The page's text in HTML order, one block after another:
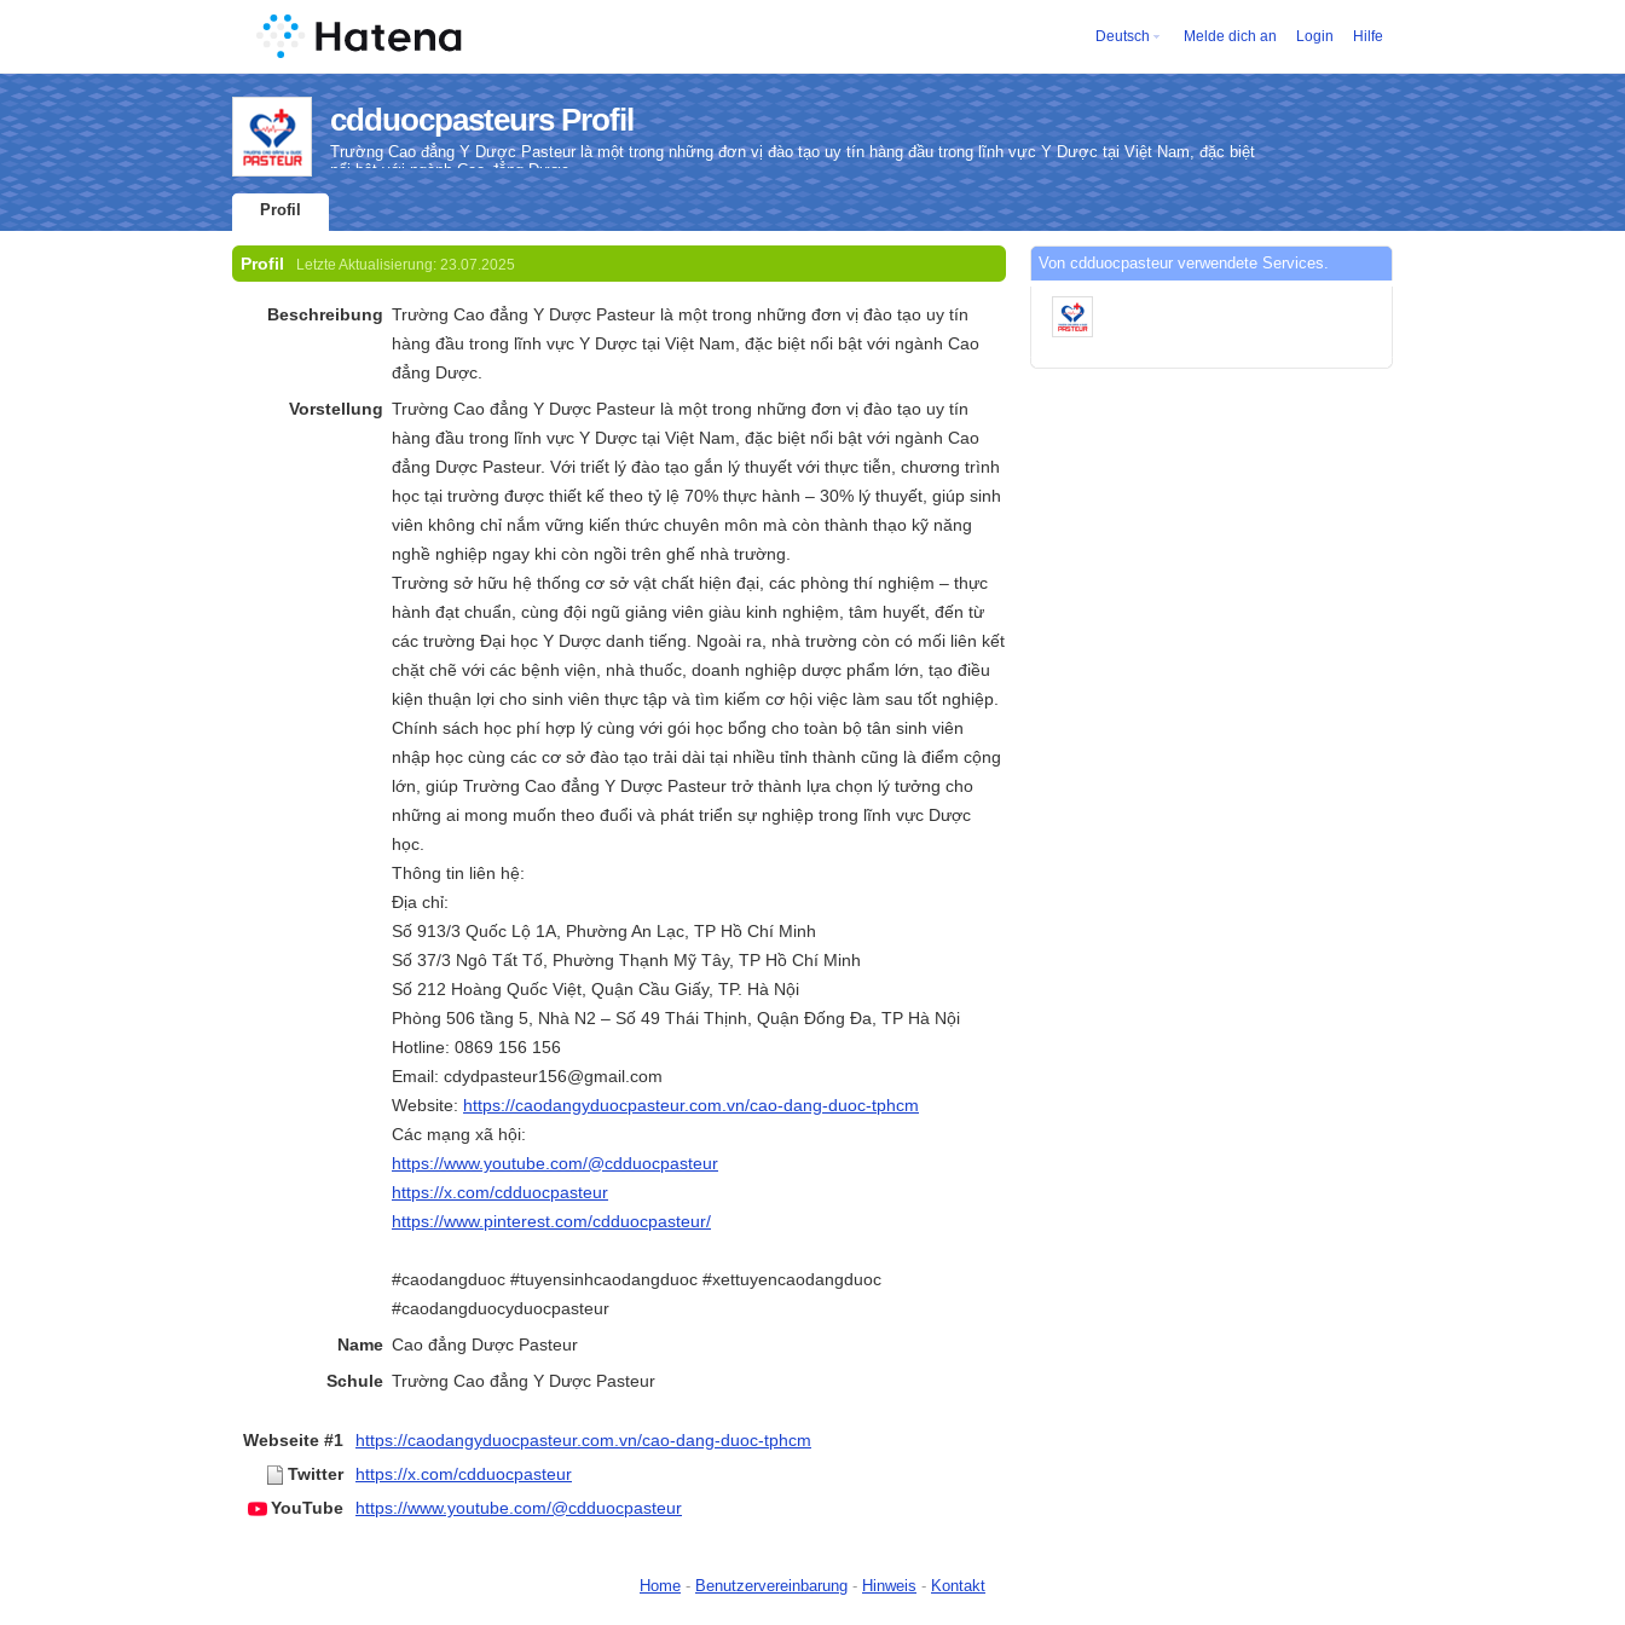
Deutsch Melde dich an Login Hilfe
cdduocpasteurs Profil
Trường Cao đẳng Y Dược Pasteur là một trong những đơn vị đào tạo uy tín hàng đầu trong lĩnh vực Y Dược tại Việt Nam, đặc biệt
nổi bật với ngành Cao đẳng Dược.
Profil
Profil Letzte Aktualisierung: 23.07.2025
Beschreibung Trường Cao đẳng Y Dược Pasteur là một trong những đơn vị đào tạo uy tín
hàng đầu trong lĩnh vực Y Dược tại Việt Nam, đặc biệt nổi bật với ngành Cao
đẳng Dược.
Vorstellung Trường Cao đẳng Y Dược Pasteur là một trong những đơn vị đào tạo uy tín
hàng đầu trong lĩnh vực Y Dược tại Việt Nam, đặc biệt nổi bật với ngành Cao
đẳng Dược Pasteur. Với triết lý đào tạo gắn lý thuyết với thực tiễn, chương trình
học tại trường được thiết kế theo tỷ lệ 70% thực hành – 30% lý thuyết, giúp sinh
viên không chỉ nắm vững kiến thức chuyên môn mà còn thành thạo kỹ năng
nghề nghiệp ngay khi còn ngồi trên ghế nhà trường.
Trường sở hữu hệ thống cơ sở vật chất hiện đại, các phòng thí nghiệm – thực
hành đạt chuẩn, cùng đội ngũ giảng viên giàu kinh nghiệm, tâm huyết, đến từ
các trường Đại học Y Dược danh tiếng. Ngoài ra, nhà trường còn có mối liên kết
chặt chẽ với các bệnh viện, nhà thuốc, doanh nghiệp dược phẩm lớn, tạo điều
kiện thuận lợi cho sinh viên thực tập và tìm kiếm cơ hội việc làm sau tốt nghiệp.
Chính sách học phí hợp lý cùng với gói học bổng cho toàn bộ tân sinh viên
nhập học cùng các cơ sở đào tạo trải dài tại nhiều tỉnh thành cũng là điểm cộng
lớn, giúp Trường Cao đẳng Y Dược Pasteur trở thành lựa chọn lý tưởng cho
những ai mong muốn theo đuổi và phát triển sự nghiệp trong lĩnh vực Dược
học.
Thông tin liên hệ:
Địa chỉ:
Số 913/3 Quốc Lộ 1A, Phường An Lạc, TP Hồ Chí Minh
Số 37/3 Ngô Tất Tố, Phường Thạnh Mỹ Tây, TP Hồ Chí Minh
Số 212 Hoàng Quốc Việt, Quận Cầu Giấy, TP. Hà Nội
Phòng 506 tầng 5, Nhà N2 – Số 49 Thái Thịnh, Quận Đống Đa, TP Hà Nội
Hotline: 0869 156 156
Email: cdydpasteur156@gmail.com
Website: https://caodangyduocpasteur.com.vn/cao-dang-duoc-tphcm
Các mạng xã hội:
https://www.youtube.com/@cdduocpasteur
https://x.com/cdduocpasteur
https://www.pinterest.com/cdduocpasteur/
#caodangduoc #tuyensinhcaodangduoc #xettuyencaodangduoc
#caodangduocyduocpasteur
Name Cao đẳng Dược Pasteur
Schule Trường Cao đẳng Y Dược Pasteur
Webseite #1
https://caodangyduocpasteur.com.vn/cao-dang-duoc-tphcm
Twitter
https://x.com/cdduocpasteur
YouTube
https://www.youtube.com/@cdduocpasteur
Von cdduocpasteur verwendete Services.
Home - Benutzervereinbarung - Hinweis - Kontakt